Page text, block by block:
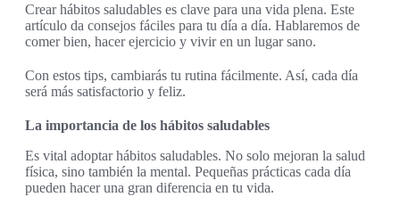
Crear hábitos saludables es clave para una vida plena. Este
artículo da consejos fáciles para tu día a día. Hablaremos de
comer bien, hacer ejercicio y vivir en un lugar sano.
Con estos tips, cambiarás tu rutina fácilmente. Así, cada día
será más satisfactorio y feliz.
La importancia de los hábitos saludables
Es vital adoptar hábitos saludables. No solo mejoran la salud
física, sino también la mental. Pequeñas prácticas cada día
pueden hacer una gran diferencia en tu vida.